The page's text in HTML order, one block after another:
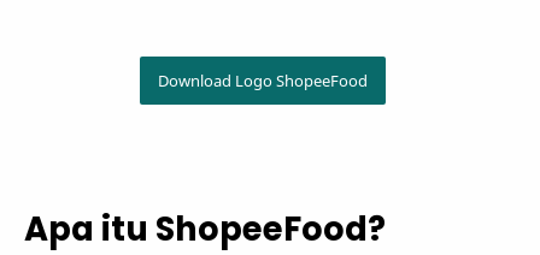
Download Logo ShopeeFood
Apa itu ShopeeFood?